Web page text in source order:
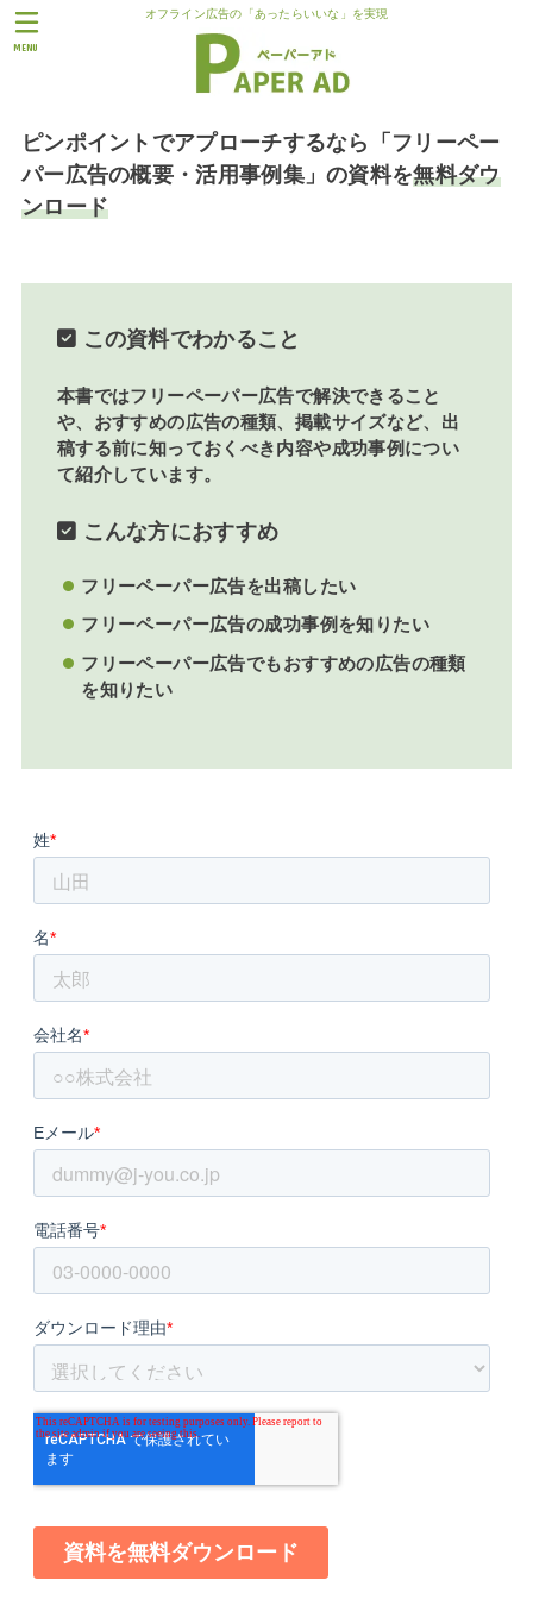
オフライン広告の「あったらいいな」を実現
MENU
ピンポイントでアプローチするなら「フリーペー
パー広告の概要・活用事例集」の資料を無料ダウ
ンロード
この資料でわかること
本書ではフリーペーパー広告で解決できること
や、おすすめの広告の種類、掲載サイズなど、出
稿する前に知っておくべき内容や成功事例 につい
て紹介しています。
こんな方におすすめ
フリーペーパー広告を出稿したい
フリーペーパー広告の成功事例を知りたい
フリーペーパー広告でもおすすめの広告の種類
を知りたい